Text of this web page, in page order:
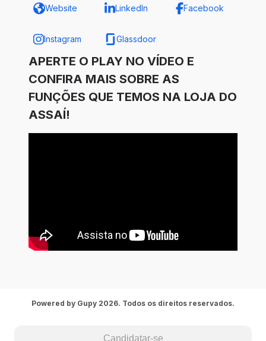
Website LinkedIn Facebook
Instagram Glassdoor
APERTE O PLAY NO VÍDEO E
CONFIRA MAIS SOBRE AS
FUNÇÕES QUE TEMOS NA LOJA DO
ASSAÍ!
Candidatar-se
Powered by Gupy 2026. Todos os direitos reservados.